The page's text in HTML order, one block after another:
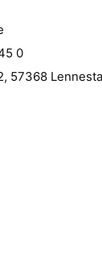
0
57368